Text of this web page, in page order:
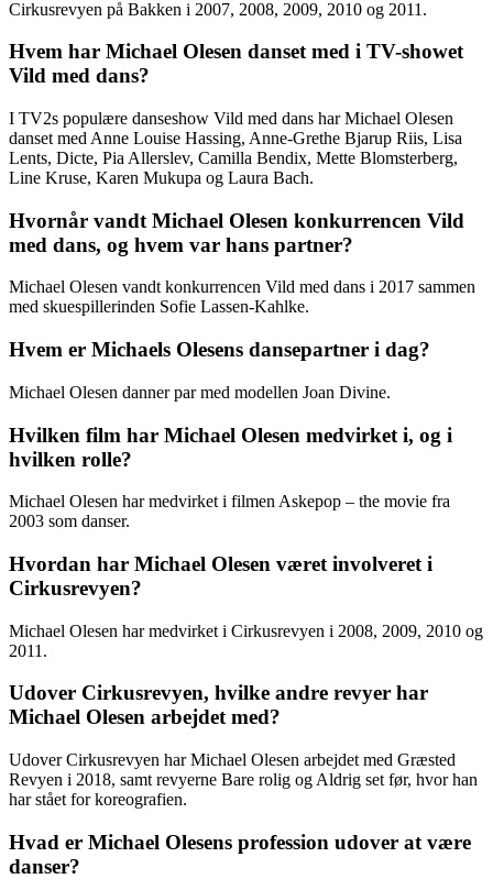
Cirkusrevyen på Bakken i 2007, 2008, 2009, 2010 og 2011.
Hvem har Michael Olesen danset med i TV-showet
Vild med dans?
I TV2s populære danseshow Vild med dans har Michael Olesen
danset med Anne Louise Hassing, Anne-Grethe Bjarup Riis, Lisa
Lents, Dicte, Pia Allerslev, Camilla Bendix, Mette Blomsterberg,
Line Kruse, Karen Mukupa og Laura Bach.
Hvornår vandt Michael Olesen konkurrencen Vild
med dans, og hvem var hans partner?
Michael Olesen vandt konkurrencen Vild med dans i 2017 sammen
med skuespillerinden Sofie Lassen-Kahlke.
Hvem er Michaels Olesens dansepartner i dag?
Michael Olesen danner par med modellen Joan Divine.
Hvilken film har Michael Olesen medvirket i, og i
hvilken rolle?
Michael Olesen har medvirket i filmen Askepop – the movie fra
2003 som danser.
Hvordan har Michael Olesen været involveret i
Cirkusrevyen?
Michael Olesen har medvirket i Cirkusrevyen i 2008, 2009, 2010 og
2011.
Udover Cirkusrevyen, hvilke andre revyer har
Michael Olesen arbejdet med?
Udover Cirkusrevyen har Michael Olesen arbejdet med Græsted
Revyen i 2018, samt revyerne Bare rolig og Aldrig set før, hvor han
har stået for koreografien.
Hvad er Michael Olesens profession udover at være
danser?